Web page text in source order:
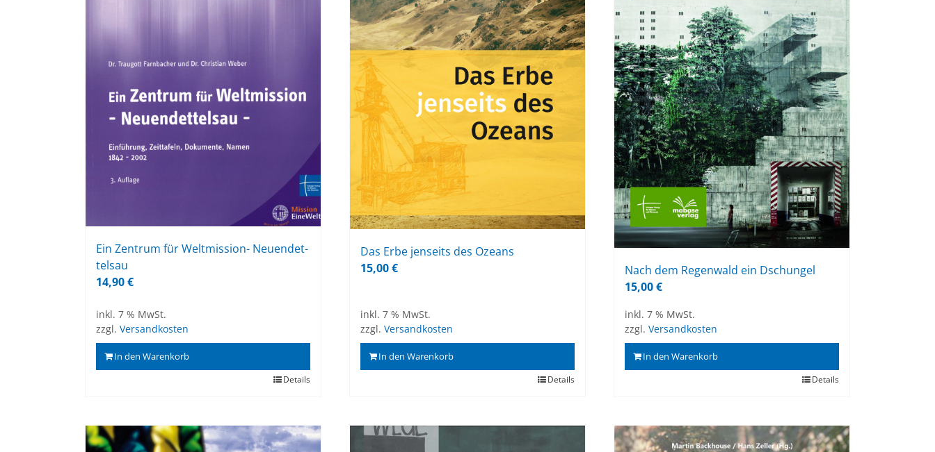
Ein Zen­trum für Welt­mis­si­on- Neu­en­det­
tels­au
14,90€
inkl. 7 % MwSt.
zzgl. Versandkosten
In den Warenkorb
Details
Das Erbe jen­seits des Oze­ans
15,00€
inkl. 7 % MwSt.
zzgl. Versandkosten
In den Warenkorb
Details
Nach dem Re­gen­wald ein Dschun­gel
15,00€
inkl. 7 % MwSt.
zzgl. Versandkosten
In den Warenkorb
Details